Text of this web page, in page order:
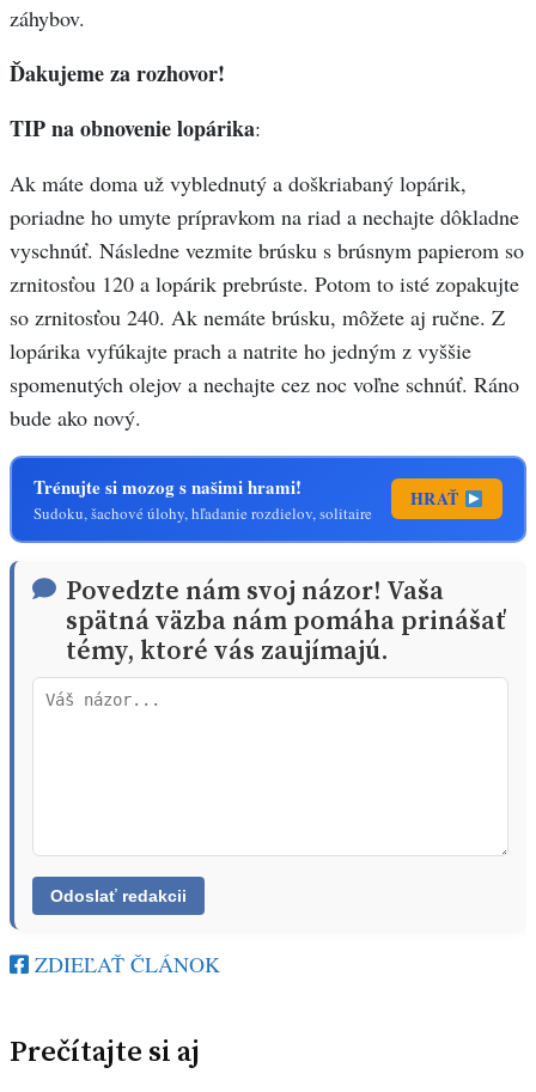
záhybov.
Ďakujeme za rozhovor!
TIP na obnovenie lopárika:
Ak máte doma už vyblednutý a doškriabaný lopárik,
poriadne ho umyte prípravkom na riad a nechajte dôkladne
vyschnúť. Následne vezmite brúsku s brúsnym papierom so
zrnitosťou 120 a lopárik prebrúste. Potom to isté zopakujte
so zrnitosťou 240. Ak nemáte brúsku, môžete aj ručne. Z
lopárika vyfúkajte prach a natrite ho jedným z vyššie
spomenutých olejov a nechajte cez noc voľne schnúť. Ráno
bude ako nový.
Trénujte si mozog s našimi hrami!
Sudoku, šachové úlohy, hľadanie rozdielov, solitaire
HRAŤ
Povedzte nám svoj názor! Vaša
spätná väzba nám pomáha prinášať
témy, ktoré vás zaujímajú.
ZDIEĽAŤ ČLÁNOK
Prečítajte si aj